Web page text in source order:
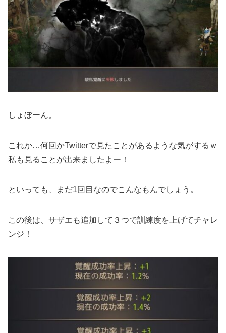
しょぼーん。
これか…何回かTwitterで見たことがあるような気がするｗ
私も見ることが出来ましたよー！
といっても、まだ1回目なのでこんなもんでしょう。
この後は、サザエも追加して３つで訓練度を上げてチャレ
ンジ！